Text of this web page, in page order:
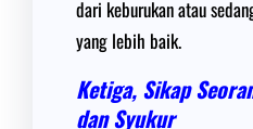
dari keburukan atau
yang lebih baik.
Ketiga, Sikap
dan Syukur